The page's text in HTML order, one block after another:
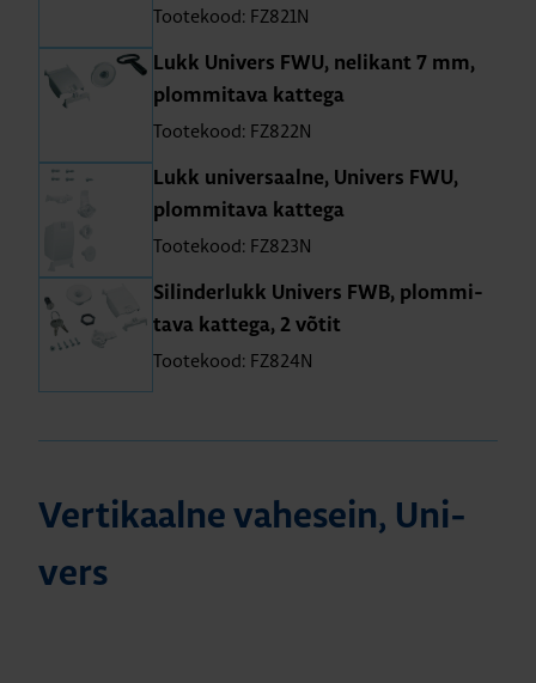
Tootekood: FZ821N
Lukk Uni­vers FWU, neli­kant 7 mm,
plom­mi­tava kat­tega
Tootekood: FZ822N
Lukk uni­ver­saalne, Uni­vers FWU,
plom­mi­tava kat­tega
Tootekood: FZ823N
Silin­der­lukk Uni­vers FWB, plom­mi­
tava kat­tega, 2 võtit
Tootekood: FZ824N
Ver­ti­kaalne vahe­sein, Uni­
vers